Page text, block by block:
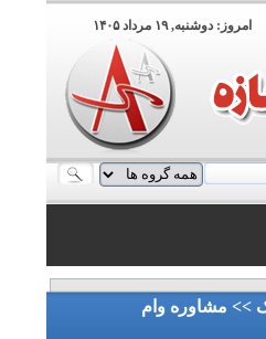
امروز: دوشنبه, ۱۹ مرداد ۱۴۰۵
۰۹۹۱۹۷۳۳۳۵۰
>> مشاوره وام